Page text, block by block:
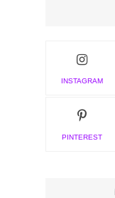
INSTAGRAM
PINTEREST